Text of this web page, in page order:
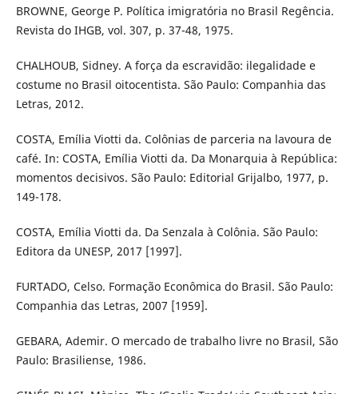
BROWNE, George P. Política imigratória no Brasil Regência.
Revista do IHGB, vol. 307, p. 37-48, 1975.
CHALHOUB, Sidney. A força da escravidão: ilegalidade e
costume no Brasil oitocentista. São Paulo: Companhia das
Letras, 2012.
COSTA, Emília Viotti da. Colônias de parceria na lavoura de
café. In: COSTA, Emília Viotti da. Da Monarquia à República:
momentos decisivos. São Paulo: Editorial Grijalbo, 1977, p.
149-178.
COSTA, Emília Viotti da. Da Senzala à Colônia. São Paulo:
Editora da UNESP, 2017 [1997].
FURTADO, Celso. Formação Econômica do Brasil. São Paulo:
Companhia das Letras, 2007 [1959].
GEBARA, Ademir. O mercado de trabalho livre no Brasil, São
Paulo: Brasiliense, 1986.